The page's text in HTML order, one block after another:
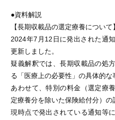
●資料解説
【長期収載品の選定療養について
2024年7月12日に発出された通
更新しました。
疑義解釈では、長期収載品の処
る「医療上の必要性」の具体的な
あわせて、特別の料金（選定療
定療養分を除いた保険給付分）の
現時点で発出されている通知等